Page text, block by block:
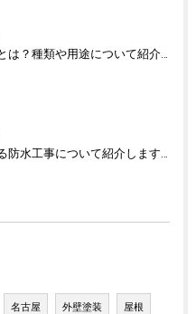
シーリング剤とは？種類や用途について紹介します！
外壁塗装による防水工事について紹介します！
名古屋 外壁塗装 屋根